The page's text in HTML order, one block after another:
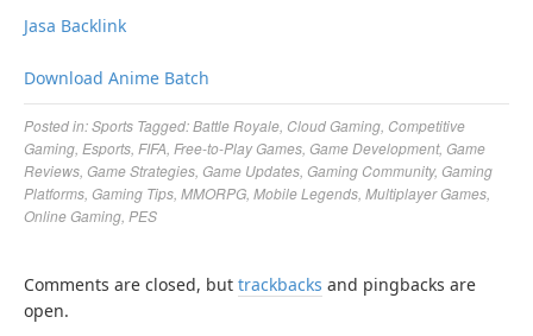
Jasa Backlink
Download Anime Batch
Posted in:Sports Tagged:Battle Royale Cloud Gaming Competitive
Gaming Esports FIFA Free-to-Play Games Game Development, Game
Reviews Game Strategies Game Updates Gaming Community, Gaming
Platforms Gaming Tips MMORPG Mobile Legends Multiplayer Games
Online Gaming PES
Comments are closed, but trackbacks and pingbacks are
open.